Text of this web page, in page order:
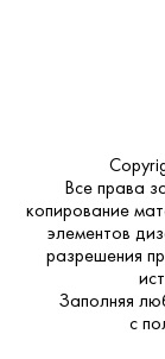
Все права
копирование
элементов
разрешения
Заполняя
с